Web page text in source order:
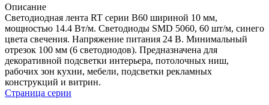
Описание
Светодиодная лента RT серии B60 шириной 10 мм,
мощностью 14.4 Вт/м. Светодиоды SMD 5060, 60 шт/м, синего
цвета свечения. Напряжение питания 24 В. Минимальный
отрезок 100 мм (6 светодиодов). Предназначена для
декоративной подсветки интерьера, потолочных ниш,
рабочих зон кухни, мебели, подсветки рекламных
конструкций и витрин.
Страница серии